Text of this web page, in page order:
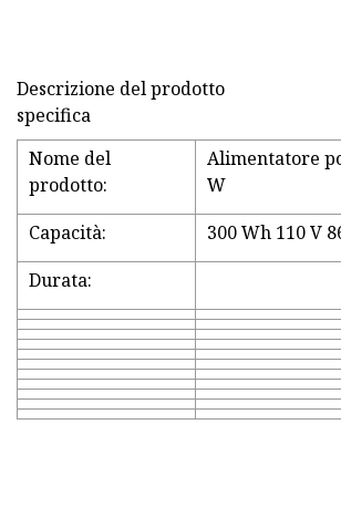
Descrizione del prodotto
specifica
Nome del
prodotto:
Alimentatore
W
Capacità:
300 Wh 110 V
Durata: